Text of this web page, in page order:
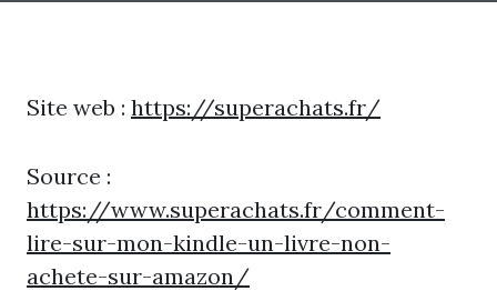
Site web : https://superachats.fr/
Source :
https://www.superachats.fr/comment-
lire-sur-mon-kindle-un-livre-non-
achete-sur-amazon/